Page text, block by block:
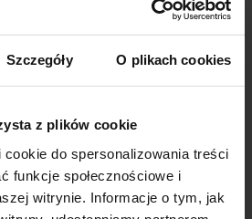
Szczegóły O plikach cookies
z plików cookie
do spersonalizowania treści
funkcje społecznościowe i
witrynie. Informacje o tym, jak